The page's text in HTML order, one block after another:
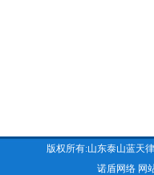
版权所有:山东泰山蓝天
诺盾网络 网